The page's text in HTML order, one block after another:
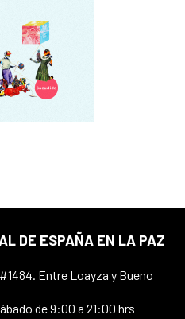
DE ESPAÑA EN LA PAZ
Entre Loayza y Bueno
de 9:00 a 21:00 hrs